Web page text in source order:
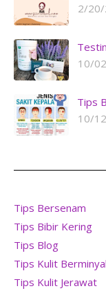
2/20/
10/
Tips
10/
Tips Bersenam
Tips Bibir Kering
Tips Blog
Tips Kulit
Tips Kulit Jerawat